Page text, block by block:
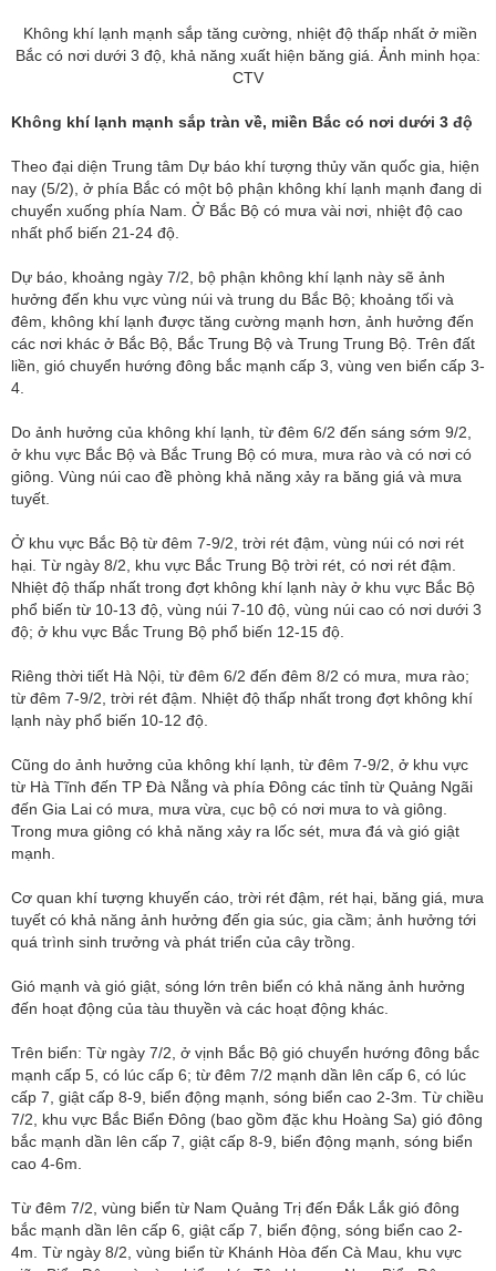
Không khí lạnh mạnh sắp tăng cường, nhiệt độ thấp nhất ở miền
Bắc có nơi dưới 3 độ, khả năng xuất hiện băng giá. Ảnh minh họa:
CTV
Không khí lạnh mạnh sắp tràn về, miền Bắc có nơi dưới 3 độ
Theo đại diện Trung tâm Dự báo khí tượng thủy văn quốc gia, hiện
nay (5/2), ở phía Bắc có một bộ phận không khí lạnh mạnh đang di
chuyển xuống phía Nam. Ở Bắc Bộ có mưa vài nơi, nhiệt độ cao
nhất phổ biến 21-24 độ.
Dự báo, khoảng ngày 7/2, bộ phận không khí lạnh này sẽ ảnh
hưởng đến khu vực vùng núi và trung du Bắc Bộ; khoảng tối và
đêm, không khí lạnh được tăng cường mạnh hơn, ảnh hưởng đến
các nơi khác ở Bắc Bộ, Bắc Trung Bộ và Trung Trung Bộ. Trên đất
liền, gió chuyển hướng đông bắc mạnh cấp 3, vùng ven biển cấp 3-
4.
Do ảnh hưởng của không khí lạnh, từ đêm 6/2 đến sáng sớm 9/2,
ở khu vực Bắc Bộ và Bắc Trung Bộ có mưa, mưa rào và có nơi có
giông. Vùng núi cao đề phòng khả năng xảy ra băng giá và mưa
tuyết.
Ở khu vực Bắc Bộ từ đêm 7-9/2, trời rét đậm, vùng núi có nơi rét
hại. Từ ngày 8/2, khu vực Bắc Trung Bộ trời rét, có nơi rét đậm.
Nhiệt độ thấp nhất trong đợt không khí lạnh này ở khu vực Bắc Bộ
phổ biến từ 10-13 độ, vùng núi 7-10 độ, vùng núi cao có nơi dưới 3
độ; ở khu vực Bắc Trung Bộ phổ biến 12-15 độ.
Riêng thời tiết Hà Nội, từ đêm 6/2 đến đêm 8/2 có mưa, mưa rào;
từ đêm 7-9/2, trời rét đậm. Nhiệt độ thấp nhất trong đợt không khí
lạnh này phổ biến 10-12 độ.
Cũng do ảnh hưởng của không khí lạnh, từ đêm 7-9/2, ở khu vực
từ Hà Tĩnh đến TP Đà Nẵng và phía Đông các tỉnh từ Quảng Ngãi
đến Gia Lai có mưa, mưa vừa, cục bộ có nơi mưa to và giông.
Trong mưa giông có khả năng xảy ra lốc sét, mưa đá và gió giật
mạnh.
Cơ quan khí tượng khuyến cáo, trời rét đậm, rét hại, băng giá, mưa
tuyết có khả năng ảnh hưởng đến gia súc, gia cầm; ảnh hưởng tới
quá trình sinh trưởng và phát triển của cây trồng.
Gió mạnh và gió giật, sóng lớn trên biển có khả năng ảnh hưởng
đến hoạt động của tàu thuyền và các hoạt động khác.
Trên biển: Từ ngày 7/2, ở vịnh Bắc Bộ gió chuyển hướng đông bắc
mạnh cấp 5, có lúc cấp 6; từ đêm 7/2 mạnh dần lên cấp 6, có lúc
cấp 7, giật cấp 8-9, biển động mạnh, sóng biển cao 2-3m. Từ chiều
7/2, khu vực Bắc Biển Đông (bao gồm đặc khu Hoàng Sa) gió đông
bắc mạnh dần lên cấp 7, giật cấp 8-9, biển động mạnh, sóng biển
cao 4-6m.
Từ đêm 7/2, vùng biển từ Nam Quảng Trị đến Đắk Lắk gió đông
bắc mạnh dần lên cấp 6, giật cấp 7, biển động, sóng biển cao 2-
4m. Từ ngày 8/2, vùng biển từ Khánh Hòa đến Cà Mau, khu vực